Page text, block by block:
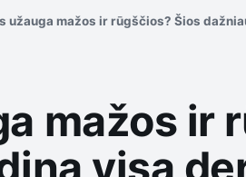
užauga mažos ir rūgščios? Šios
mažos ir